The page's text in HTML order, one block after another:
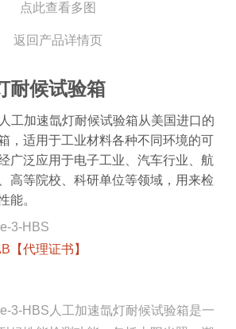
点此查看多图
返回产品详情页
耐候试验箱
工加速氙灯耐候试验箱从美国进口的
，适用于工业材料各种不同环境的可
广泛应用于电子工业、汽车行业、航
高等院校、科研单位等领域，用来检
能。
3-HBS
【代理证书】
3-HBS人工加速氙灯耐候试验箱是一